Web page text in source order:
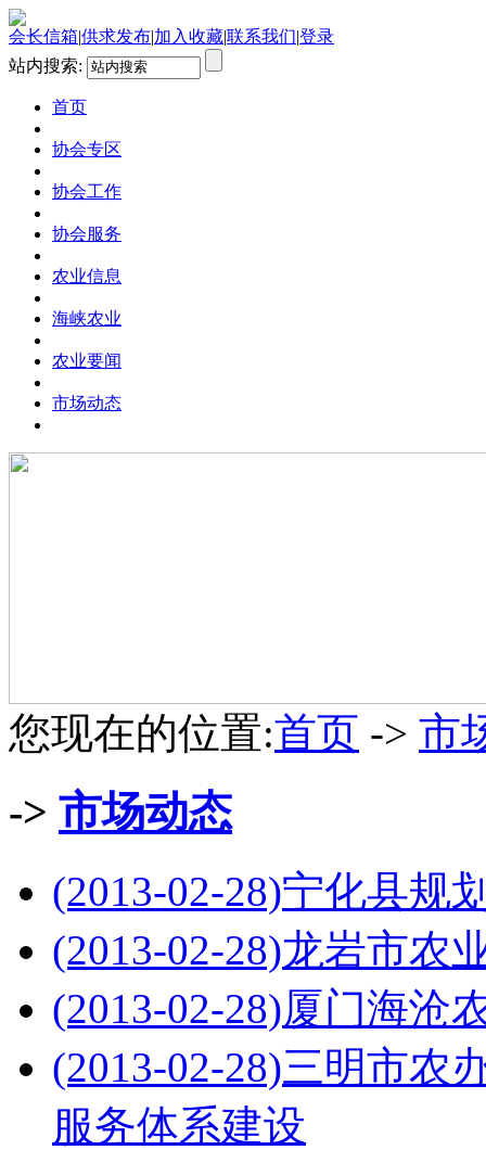
会长信箱|供求发布|加入收藏|联系我们|登录
站内搜索:
首页
协会专区
协会工作
协会服务
农业信息
海峡农业
农业要闻
市场动态
您现在的位置:首页 -> 市
-> 市场动态
(2013-02-28)宁化县规
(2013-02-28)龙岩市农
(2013-02-28)厦门海沧
(2013-02-28)三明市农
服务体系建设